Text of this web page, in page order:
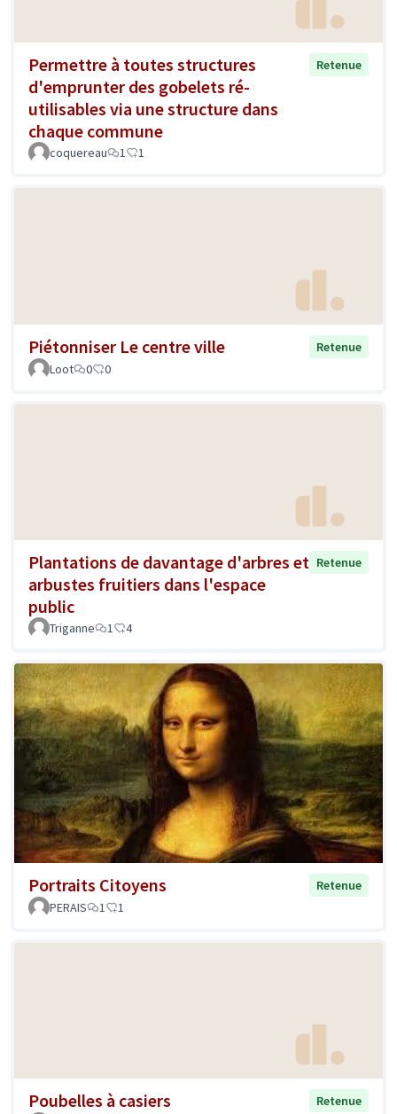
Permettre à toutes structures
d'emprunter des gobelets ré-
utilisables via une structure dans
chaque commune
Retenue
coquereau 1 1
Piétonniser Le centre ville
Retenue
Loot
0 0
Plantations de davantage d'arbres et
arbustes fruitiers dans l'espace
public
Retenue
Triganne 1 4
Portraits Citoyens
Retenue
PERAIS
1 1
Poubelles à casiers
Retenue